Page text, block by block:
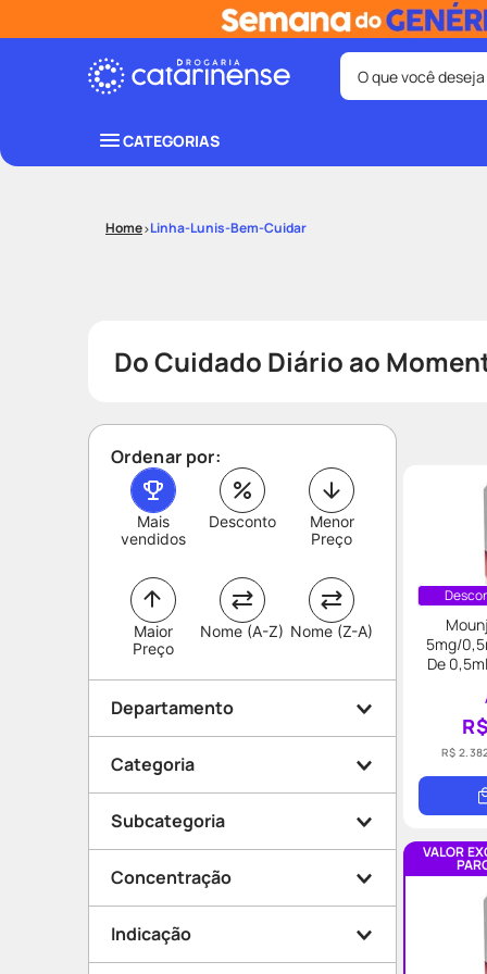
O que você deseja
CATEGORIAS
Linha-Lunis-Bem-Cuidar
Do Cuidado Diário ao
Ordenar por:
Mais
vendidos
Desconto
Maior
Preço
Menor
Preço
Nome (A-Z) Nome (Z-A)
Departamento
Medicamentos
Saúde e Bem Estar
Higiene
Aparelhos
Categoria
Controlados
Saúde dos Ossos e
Pressão Alta
Subcategoria
Vitaminas e Suplementos
Trombose e Varizes
Concentração
150mg
Indicação
5mg/
De
R$
VALOR